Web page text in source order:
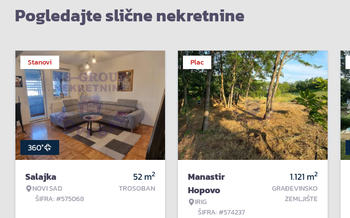
Pogledajte slične nekretnine
Stanovi
360°
Salajka
NOVI SAD
ŠIFRA: #575068
52m2
TROSOBAN
Plac
Manastir
Hopovo
IRIG
ŠIFRA: #574237
1.121 m2
GRAĐEVINSKO
ZEMLJIŠTE